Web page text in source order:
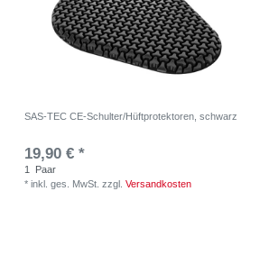
SAS-TEC CE-Schulter/Hüftprotektoren, schwarz
19,90 € *
1
Paar
*inkl. ges. MwSt. zzgl.Versandkosten